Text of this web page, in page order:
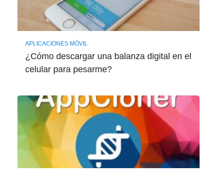
APLICACIONES MÓVIL
¿Cómo descargar una balanza digital en el
celular para pesarme?